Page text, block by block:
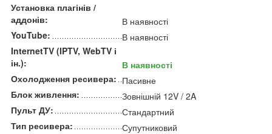
Установка плагінів /
аддонів:
В наявності
YouTube:
В наявності
InternetTV (IPTV, WebTV і
ін.):
В наявності
Охолодження ресивера: Пасивне
Блок живлення:
Зовнішній 12V / 2A
Пульт ДУ:
Стандартний
Тип ресивера:
Супутниковий